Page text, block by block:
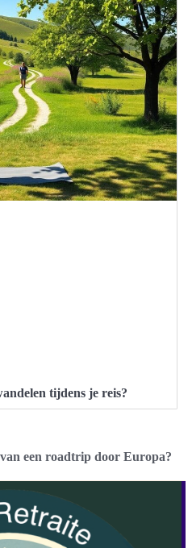
tijdens je reis?
een roadtrip door Europa?